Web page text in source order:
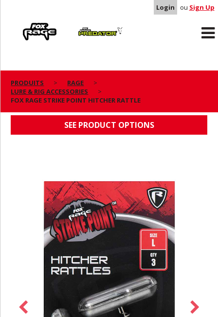
Login ou Sign Up
Predator
PRODUITS
RAGE
LURE & RIG ACCESSORIES
FOX RAGE STRIKE POINT HITCHER RATTLE
FOX RAGE STRIKE POINT HITCHER RATTLE
SEE PRODUCT OPTIONS